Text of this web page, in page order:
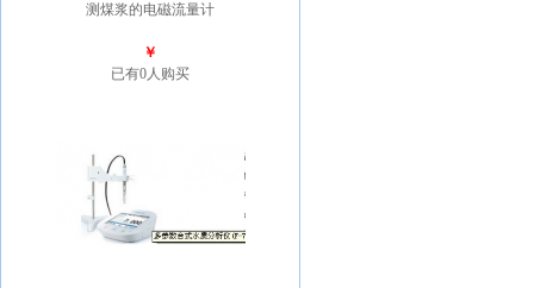
测煤浆的电磁流量计
￥
已有0人购买